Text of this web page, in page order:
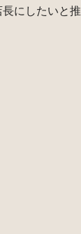
にしたいと推